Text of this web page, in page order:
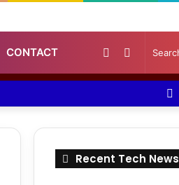
CONTACT Sidebar
Random
Recent Tech News